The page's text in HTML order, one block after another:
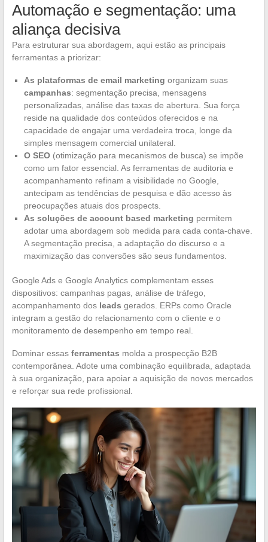
Automação e segmentação: uma
aliança decisiva
Para estruturar sua abordagem, aqui estão as principais
ferramentas a priorizar:
As plataformas de email marketing organizam suas
campanhas: segmentação precisa, mensagens
personalizadas, análise das taxas de abertura. Sua força
reside na qualidade dos conteúdos oferecidos e na
capacidade de engajar uma verdadeira troca, longe da
simples mensagem comercial unilateral.
O SEO(otimização para mecanismos de busca) se impõe
como um fator essencial. As ferramentas de auditoria e
acompanhamento refinam a visibilidade no Google,
antecipam as tendências de pesquisa e dão acesso às
preocupações atuais dos prospects.
As soluções de account based marketing permitem
adotar uma abordagem sob medida para cada conta-chave.
A segmentação precisa, a adaptação do discurso e a
maximização das conversões são seus fundamentos.
Google Ads e Google Analytics complementam esses
dispositivos: campanhas pagas, análise de tráfego,
acompanhamento dos leads gerados. ERPs como Oracle
integram a gestão do relacionamento com o cliente e o
monitoramento de desempenho em tempo real.
Dominar essas ferramentas molda a prospecção B2B
contemporânea. Adote uma combinação equilibrada, adaptada
à sua organização, para apoiar a aquisição de novos mercados
e reforçar sua rede profissional.